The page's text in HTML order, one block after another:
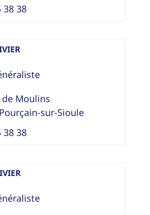
38 38
Moulins
sur-Sioule
38 38